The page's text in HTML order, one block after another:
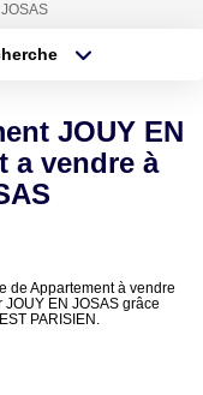
JOUY EN
a vendre à
de Appartement à vendre
EN JOSAS grâce
PARISIEN.